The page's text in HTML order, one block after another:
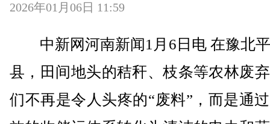
2026年01月06日 11:59
中新网河南新闻1月6日电 在豫北
县，田间地头的秸秆、枝条等农林废
们不再是令人头疼的“废料”，而是通